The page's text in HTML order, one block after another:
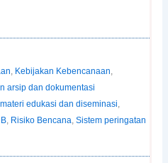
, Kebijakan Kebencanaan,
arsip dan dokumentasi
edukasi dan diseminasi,
, Risiko Bencana,Sistem peringatan